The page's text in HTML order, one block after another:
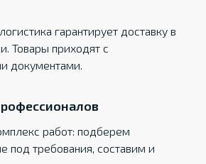
гарантирует доставку в
Товары приходят с
документами.
работ: подберем
под требования, составим и